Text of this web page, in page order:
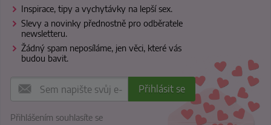
Inspirace, tipy a vychytávky na lepší sex.
Slevy a novinky přednostně pro odběratele
newsletteru.
Žádný spam neposíláme, jen věci, které vás
budou bavit.
Přihlášením souhlasíte se